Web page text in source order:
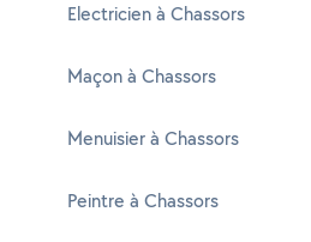
Electricien à Chassors
Maçon à Chassors
Menuisier à Chassors
Peintre à Chassors